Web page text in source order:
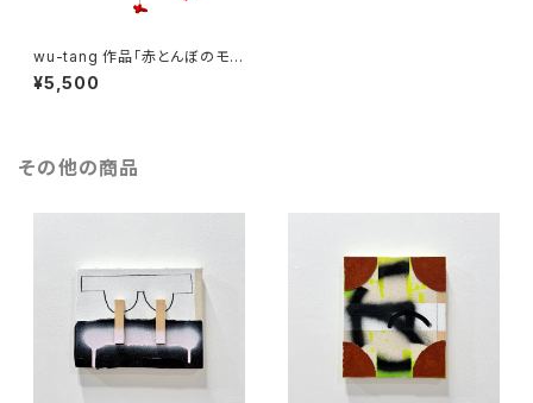
wu-tang 作品「赤とんぼのモビ
ール」
¥5,500
その他の商品